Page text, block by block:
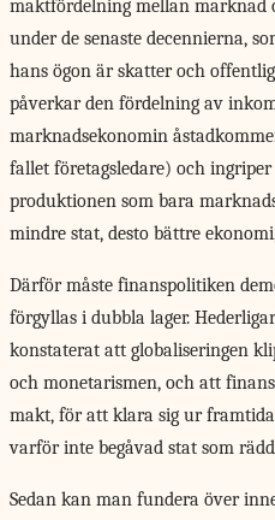
maktfördelning mellan marknad
under de senaste decennierna,
hans ögon är skatter och
påverkar den fördelning av
marknadsekonomin
fallet företagsledare) och
produktionen som bara
mindre stat, desto bättre
Därför måste finanspolitiken
förgyllas i dubbla lager.
konstaterat att globaliseringen
och monetarismen, och att
makt, för att klara sig ur
varför inte begåvad stat som
Sedan kan man fundera över